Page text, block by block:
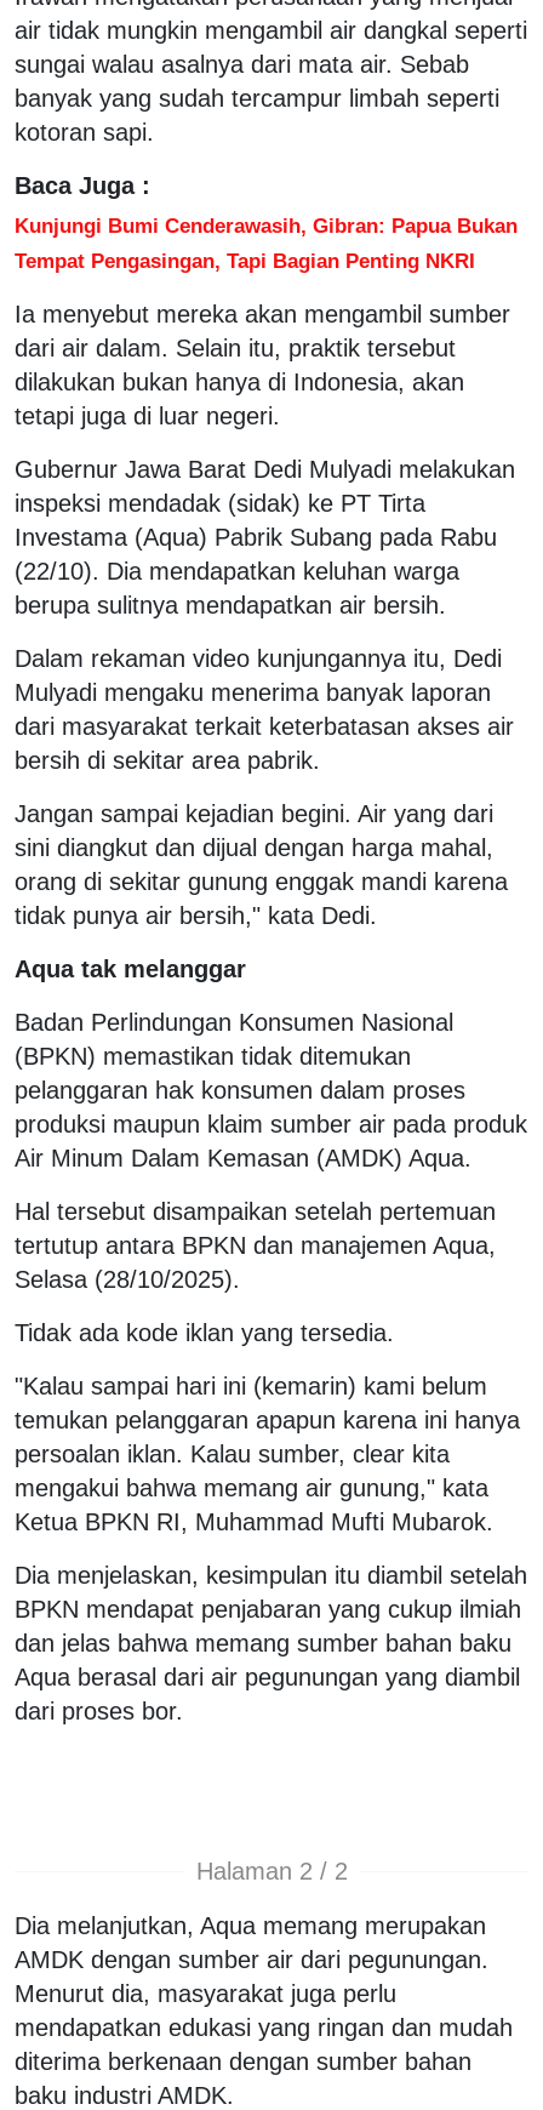
air tidak mungkin mengambil air dangkal seperti
sungai walau asalnya dari mata air. Sebab
banyak yang sudah tercampur limbah seperti
kotoran sapi.
Baca Juga :
Kunjungi Bumi Cenderawasih, Gibran: Papua Bukan
Tempat Pengasingan, Tapi Bagian Penting NKRI
Ia menyebut mereka akan mengambil sumber
dari air dalam. Selain itu, praktik tersebut
dilakukan bukan hanya di Indonesia, akan
tetapi juga di luar negeri.
Gubernur Jawa Barat Dedi Mulyadi melakukan
inspeksi mendadak (sidak) ke PT Tirta
Investama (Aqua) Pabrik Subang pada Rabu
(22/10). Dia mendapatkan keluhan warga
berupa sulitnya mendapatkan air bersih.
Dalam rekaman video kunjungannya itu, Dedi
Mulyadi mengaku menerima banyak laporan
dari masyarakat terkait keterbatasan akses air
bersih di sekitar area pabrik.
Jangan sampai kejadian begini. Air yang dari
sini diangkut dan dijual dengan harga mahal,
orang di sekitar gunung enggak mandi karena
tidak punya air bersih," kata Dedi.
Aqua tak melanggar
Badan Perlindungan Konsumen Nasional
(BPKN) memastikan tidak ditemukan
pelanggaran hak konsumen dalam proses
produksi maupun klaim sumber air pada produk
Air Minum Dalam Kemasan (AMDK) Aqua.
Hal tersebut disampaikan setelah pertemuan
tertutup antara BPKN dan manajemen Aqua,
Selasa (28/10/2025).
Tidak ada kode iklan yang tersedia.
"Kalau sampai hari ini (kemarin) kami belum
temukan pelanggaran apapun karena ini hanya
persoalan iklan. Kalau sumber, clear kita
mengakui bahwa memang air gunung," kata
Ketua BPKN RI, Muhammad Mufti Mubarok.
Dia menjelaskan, kesimpulan itu diambil setelah
BPKN mendapat penjabaran yang cukup ilmiah
dan jelas bahwa memang sumber bahan baku
Aqua berasal dari air pegunungan yang diambil
dari proses bor.
Halaman 2 / 2
Dia melanjutkan, Aqua memang merupakan
AMDK dengan sumber air dari pegunungan.
Menurut dia, masyarakat juga perlu
mendapatkan edukasi yang ringan dan mudah
diterima berkenaan dengan sumber bahan
baku industri AMDK.